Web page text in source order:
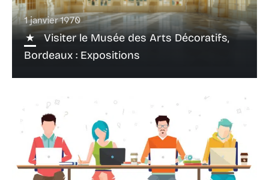
1 janvier 1970
Visiter le Musée des Arts Décoratifs,
Bordeaux : Expositions